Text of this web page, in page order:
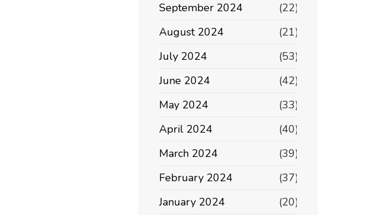
September 2024
(22)
August 2024
(21)
July 2024
(53)
June 2024
(42)
May 2024
(33)
April 2024
(40)
March 2024
(39)
February 2024
(37)
January 2024
(20)